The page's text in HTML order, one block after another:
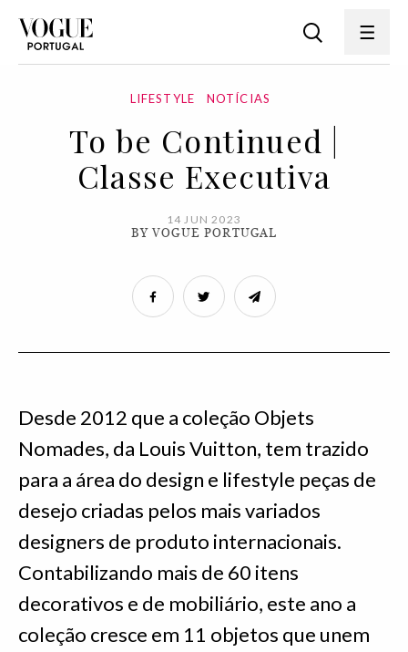
LIFESTYLE NOTÍCIAS
To be Continued |
Classe Executiva
14 JUN 2023
BY VOGUE PORTUGAL
Desde 2012 que a coleção Objets
Nomades, da Louis Vuitton, tem trazido
para a área do design e lifestyle peças de
desejo criadas pelos mais variados
designers de produto internacionais.
Contabilizando mais de 60 itens
decorativos e de mobiliário, este ano a
coleção cresce em 11 objetos que unem